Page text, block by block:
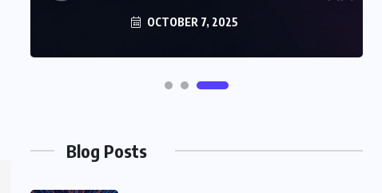
OCTOBER 7, 2025
OCTOBER 18, 2025
Blog Posts